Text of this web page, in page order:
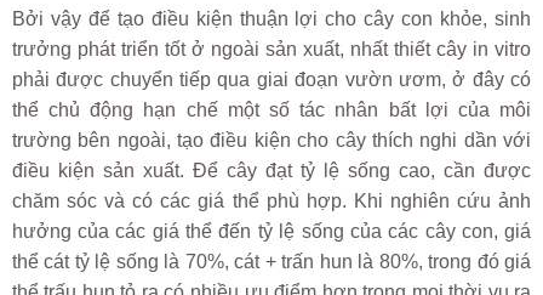
Bởi vậy để tạo điều kiện thuận lợi cho cây con khỏe, sinh
trưởng phát triển tốt ở ngoài sản xuất, nhất thiết cây in vitro
phải được chuyển tiếp qua giai đoạn vườn ươm, ở đây có
thể chủ động hạn chế một số tác nhân bất lợi của môi
trường bên ngoài, tạo điều kiện cho cây thích nghi dần với
điều kiện sản xuất. Để cây đạt tỷ lệ sống cao, cần được
chăm sóc và có các giá thể phù hợp. Khi nghiên cứu ảnh
hưởng của các giá thể đến tỷ lệ sống của các cây con, giá
thể cát tỷ lệ sống là 70%, cát + trấn hun là 80%, trong đó giá